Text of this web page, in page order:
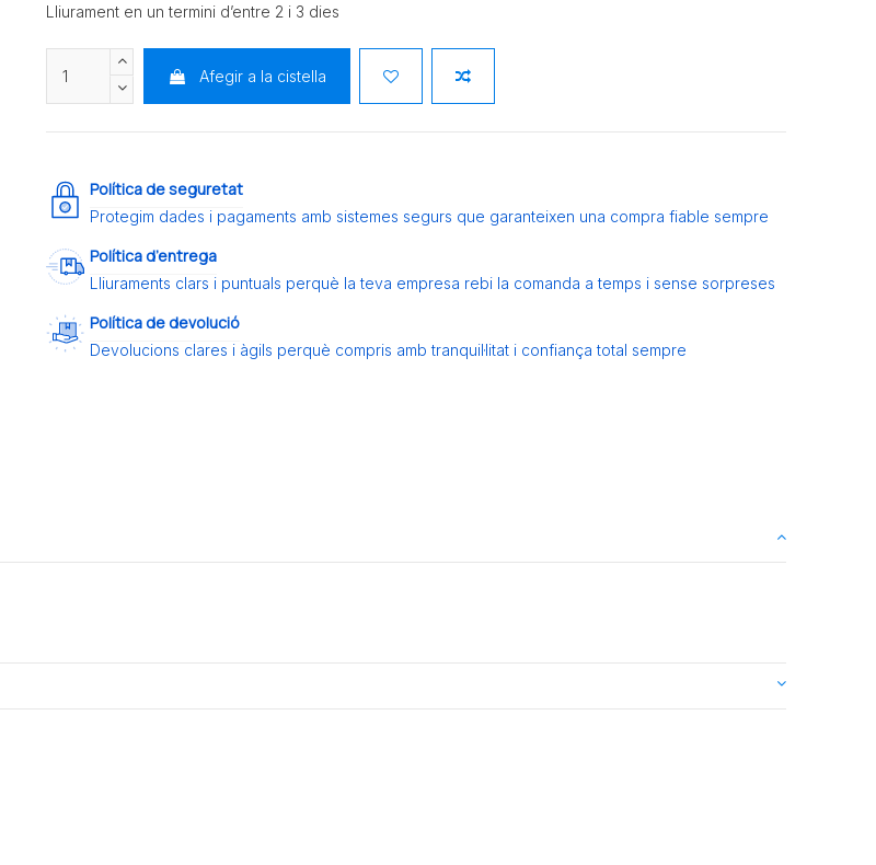
Lliurament en un termini d’entre 2 i 3 dies
Afegir a la cistella
Política de seguretat
Protegim dades i pagaments amb sistemes segurs que garanteixen una compra fiable sempre
Política d’entrega
Lliuraments clars i puntuals perquè la teva empresa rebi la comanda a temps i sense sorpreses
Política de devolució
Devolucions clares i àgils perquè compris amb tranquil·litat i confiança total sempre